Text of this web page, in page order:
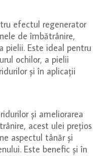
efectul regenerator
de îmbătrânire,
Este ideal pentru
ochilor, a pielii
și în aplicații
și ameliorarea
acest ulei prețios
aspectul tânăr și
Este benefic și în